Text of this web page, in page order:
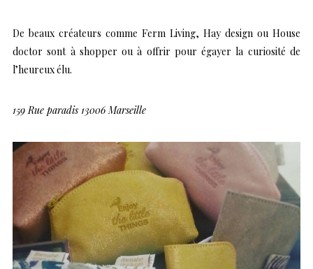
De beaux créateurs comme Ferm Living, Hay design ou House
doctor sont à shopper ou à offrir pour égayer la curiosité de
l’heureux élu.
159 Rue paradis 13006 Marseille